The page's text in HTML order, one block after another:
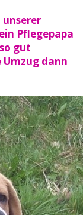
Pflegepapa
gut
dann